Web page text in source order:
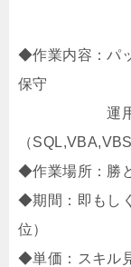
◆作業内容：パ
保守
運用改善
（
◆作業場所：勝
◆期間：即もし
位）
◆単価：スキル